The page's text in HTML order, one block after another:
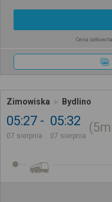
Cena
Zimowiska Bydlino
05:27
07 sierpnia
05:32
07 sierpnia